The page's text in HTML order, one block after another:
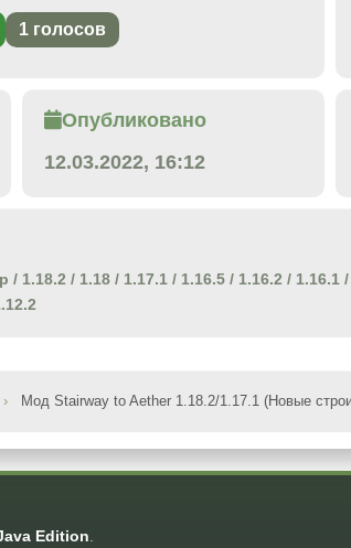
1 голосов
Опубликовано
12.03.2022, 16:12
/ 1.18.2 / 1.18 / 1.17.1 / 1.16.5 / 1.16.2 / 1.16.1 /
› Мод Stairway to Aether 1.18.2/1.17.1 (Новые
Edition